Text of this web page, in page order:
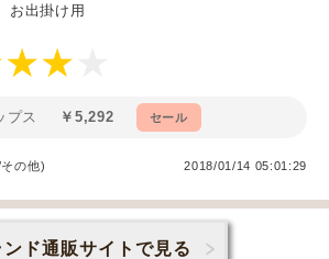
お出掛け用
プス ￥5,292 セール
その他) 2018/01/14 05:01:29
ンド通販サイトで見る